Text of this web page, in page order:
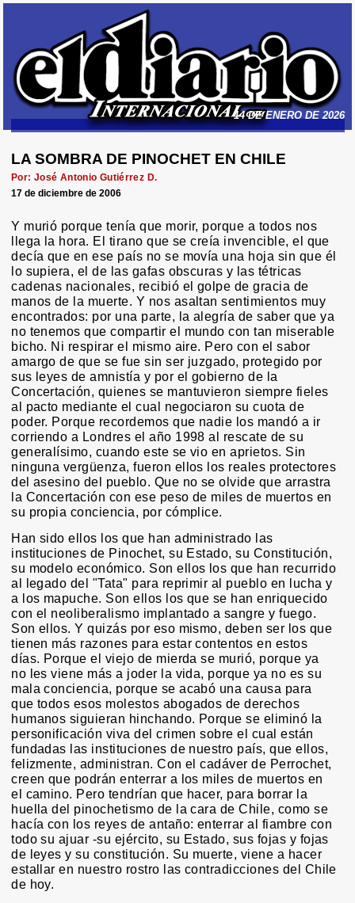
14 DE ENERO DE 2026
LA SOMBRA DE PINOCHET EN CHILE
Por: José Antonio Gutiérrez D.
17 de diciembre de 2006
Y murió porque tenía que morir, porque a todos nos
llega la hora. El tirano que se creía invencible, el que
decía que en ese país no se movía una hoja sin que él
lo supiera, el de las gafas obscuras y las tétricas
cadenas nacionales, recibió el golpe de gracia de
manos de la muerte. Y nos asaltan sentimientos muy
encontrados: por una parte, la alegría de saber que ya
no tenemos que compartir el mundo con tan miserable
bicho. Ni respirar el mismo aire. Pero con el sabor
amargo de que se fue sin ser juzgado, protegido por
sus leyes de amnistía y por el gobierno de la
Concertación, quienes se mantuvieron siempre fieles
al pacto mediante el cual negociaron su cuota de
poder. Porque recordemos que nadie los mandó a ir
corriendo a Londres el año 1998 al rescate de su
generalísimo, cuando este se vio en aprietos. Sin
ninguna vergüenza, fueron ellos los reales protectores
del asesino del pueblo. Que no se olvide que arrastra
la Concertación con ese peso de miles de muertos en
su propia conciencia, por cómplice.
Han sido ellos los que han administrado las
instituciones de Pinochet, su Estado, su Constitución,
su modelo económico. Son ellos los que han recurrido
al legado del "Tata" para reprimir al pueblo en lucha y
a los mapuche. Son ellos los que se han enriquecido
con el neoliberalismo implantado a sangre y fuego.
Son ellos. Y quizás por eso mismo, deben ser los que
tienen más razones para estar contentos en estos
días. Porque el viejo de mierda se murió, porque ya
no les viene más a joder la vida, porque ya no es su
mala conciencia, porque se acabó una causa para
que todos esos molestos abogados de derechos
humanos siguieran hinchando. Porque se eliminó la
personificación viva del crimen sobre el cual están
fundadas las instituciones de nuestro país, que ellos,
felizmente, administran. Con el cadáver de Perrochet,
creen que podrán enterrar a los miles de muertos en
el camino. Pero tendrían que hacer, para borrar la
huella del pinochetismo de la cara de Chile, como se
hacía con los reyes de antaño: enterrar al fiambre con
todo su ajuar -su ejército, su Estado, sus fojas y fojas
de leyes y su constitución. Su muerte, viene a hacer
estallar en nuestro rostro las contradicciones del Chile
de hoy.